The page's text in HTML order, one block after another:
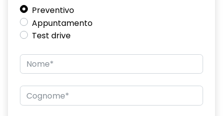
Preventivo
Appuntamento
Test drive